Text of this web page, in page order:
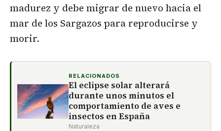
madurez y debe migrar de nuevo hacia el
mar de los Sargazos para reproducirse y
morir.
RELACIONADOS
El eclipse solar alterará
durante unos minutos el
comportamiento de aves e
insectos en España
Naturaleza